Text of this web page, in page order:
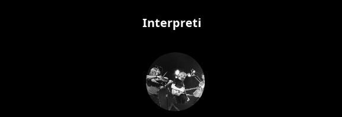
Interpreti